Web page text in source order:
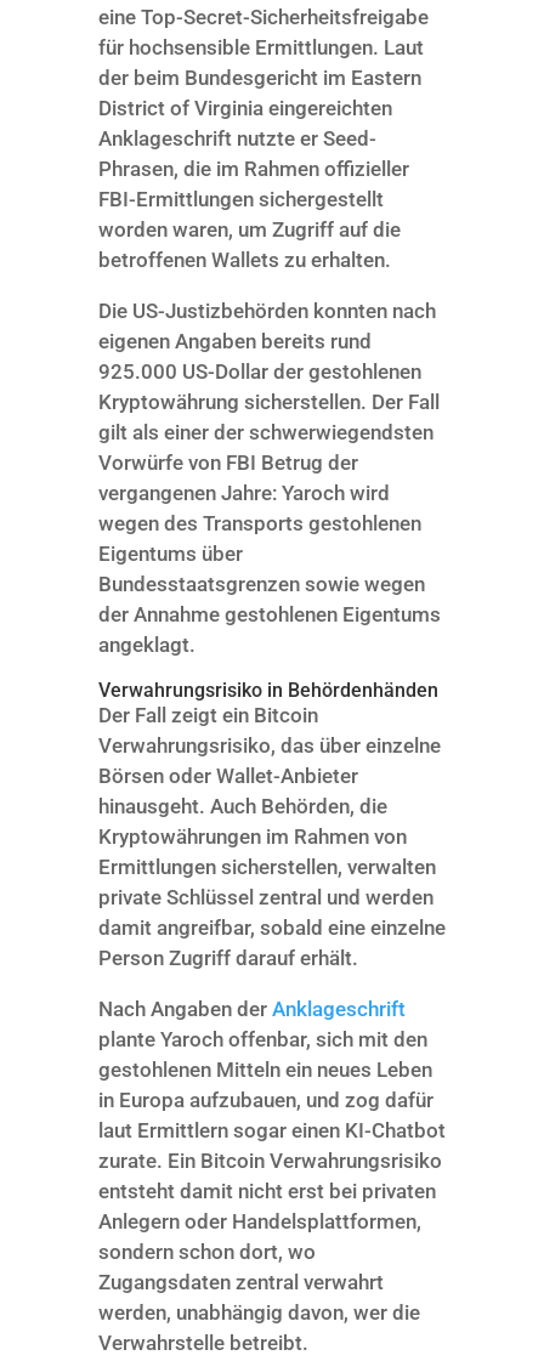
eine Top-Secret-Sicherheitsfreigabe
für hochsensible Ermittlungen. Laut
der beim Bundesgericht im Eastern
District of Virginia eingereichten
Anklageschrift nutzte er Seed-
Phrasen, die im Rahmen offizieller
FBI-Ermittlungen sichergestellt
worden waren, um Zugriff auf die
betroffenen Wallets zu erhalten.
Die US-Justizbehörden konnten nach
eigenen Angaben bereits rund
925.000 US-Dollar der gestohlenen
Kryptowährung sicherstellen. Der Fall
gilt als einer der schwerwiegendsten
Vorwürfe von FBI Betrug der
vergangenen Jahre: Yaroch wird
wegen des Transports gestohlenen
Eigentums über
Bundesstaatsgrenzen sowie wegen
der Annahme gestohlenen Eigentums
angeklagt.
Verwahrungsrisiko in Behördenhänden
Der Fall zeigt ein Bitcoin
Verwahrungsrisiko, das über einzelne
Börsen oder Wallet-Anbieter
hinausgeht. Auch Behörden, die
Kryptowährungen im Rahmen von
Ermittlungen sicherstellen, verwalten
private Schlüssel zentral und werden
damit angreifbar, sobald eine einzelne
Person Zugriff darauf erhält.
Nach Angaben der Anklageschrift
plante Yaroch offenbar, sich mit den
gestohlenen Mitteln ein neues Leben
in Europa aufzubauen, und zog dafür
laut Ermittlern sogar einen KI-Chatbot
zurate. Ein Bitcoin Verwahrungsrisiko
entsteht damit nicht erst bei privaten
Anlegern oder Handelsplattformen,
sondern schon dort, wo
Zugangsdaten zentral verwahrt
werden, unabhängig davon, wer die
Verwahrstelle betreibt.